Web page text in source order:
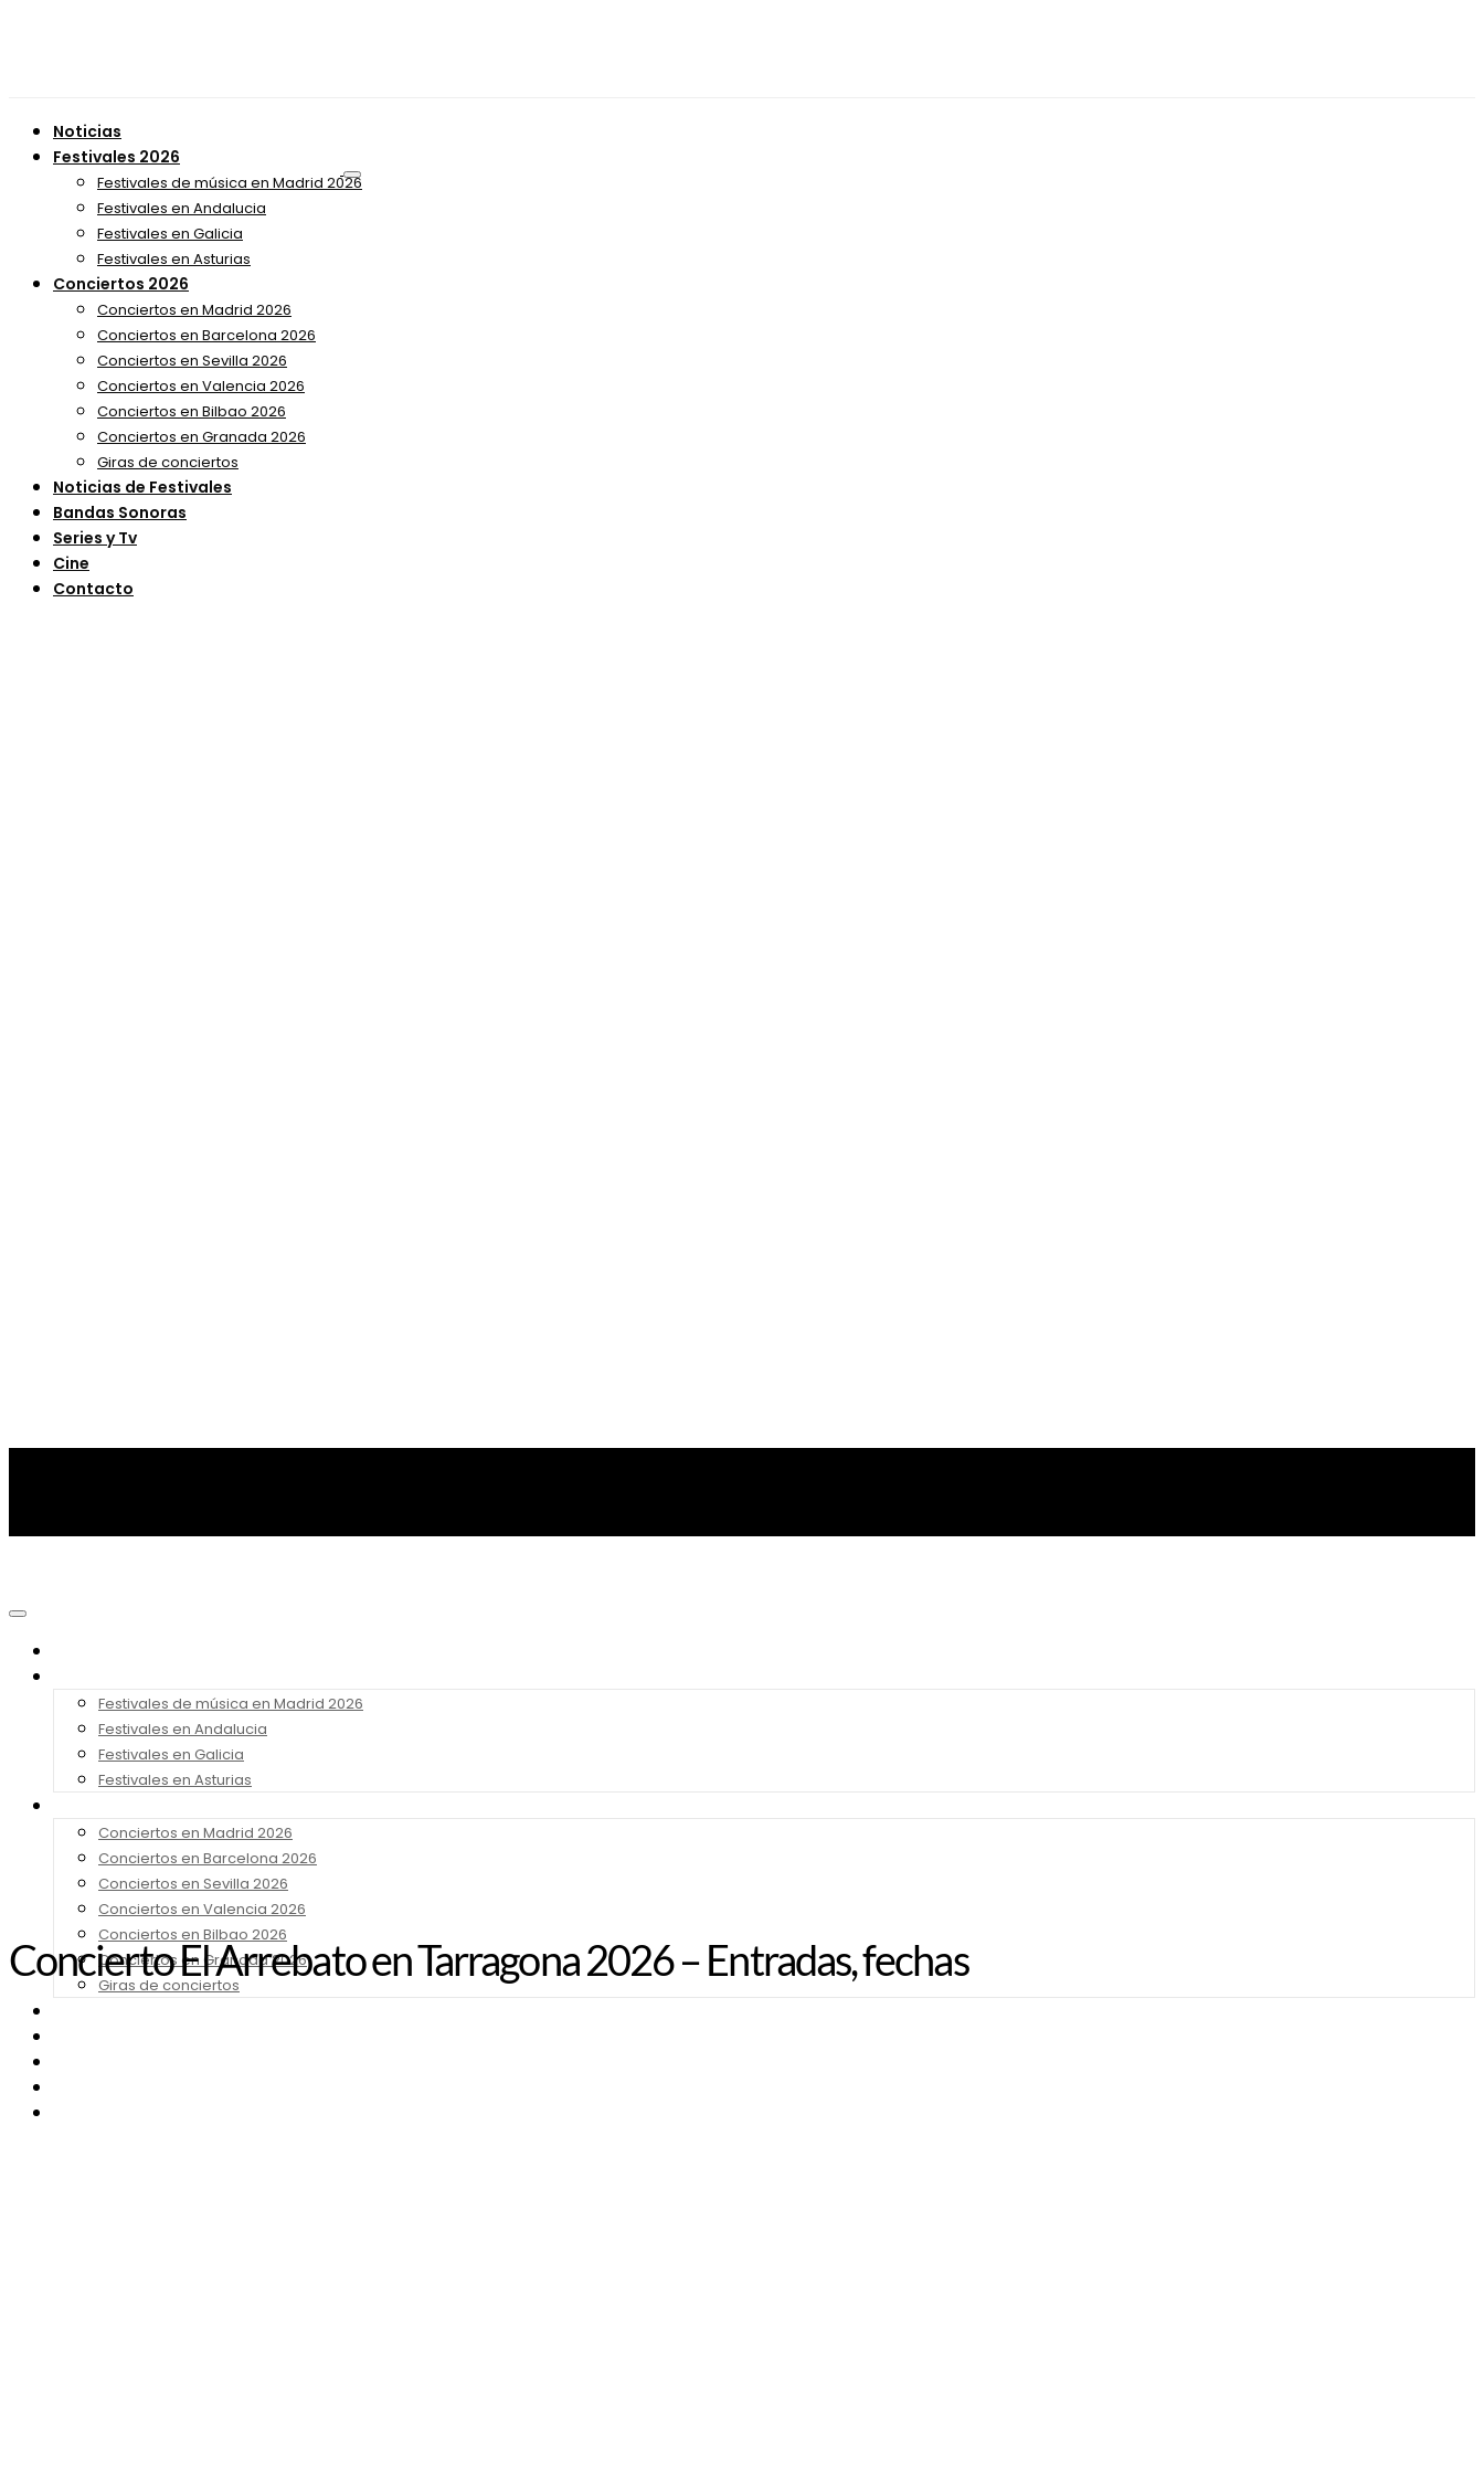
Noticias
Festivales 2026
Festivales de música en Madrid 2026
Festivales en Andalucia
Festivales en Galicia
Festivales en Asturias
Conciertos 2026
Conciertos en Madrid 2026
Conciertos en Barcelona 2026
Conciertos en Sevilla 2026
Conciertos en Valencia 2026
Conciertos en Bilbao 2026
Conciertos en Granada 2026
Giras de conciertos
Noticias de Festivales
Bandas Sonoras
Series y Tv
Cine
Contacto
Festivales de música en Madrid 2026
Festivales en Andalucia
Festivales en Galicia
Festivales en Asturias
Conciertos en Madrid 2026
Conciertos en Barcelona 2026
Conciertos en Sevilla 2026
Conciertos en Valencia 2026
Conciertos en Bilbao 2026
Conciertos en Granada 2026
Giras de conciertos
Concierto El Arrebato en Tarragona 2026 – Entradas, fechas